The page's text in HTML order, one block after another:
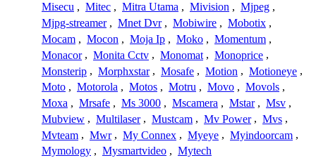
Misecu , Mitec , Mitra Utama , Mivision , Mjpeg ,
Mjpg-streamer , Mnet Dvr , Mobiwire , Mobotix ,
Mocam , Mocon , Moja Ip , Moko , Momentum ,
Monacor , Monita Cctv , Monomat , Monoprice ,
Monsterip , Morphxstar , Mosafe , Motion , Motioneye ,
Moto , Motorola , Motos , Motru , Movo , Movols ,
Moxa , Mrsafe , Ms 3000 , Mscamera , Mstar , Msv ,
Mubview , Multilaser , Mustcam , Mv Power , Mvs ,
Mvteam , Mwr , My Connex , Myeye , Myindoorcam ,
Mymology , Mysmartvideo , Mytech